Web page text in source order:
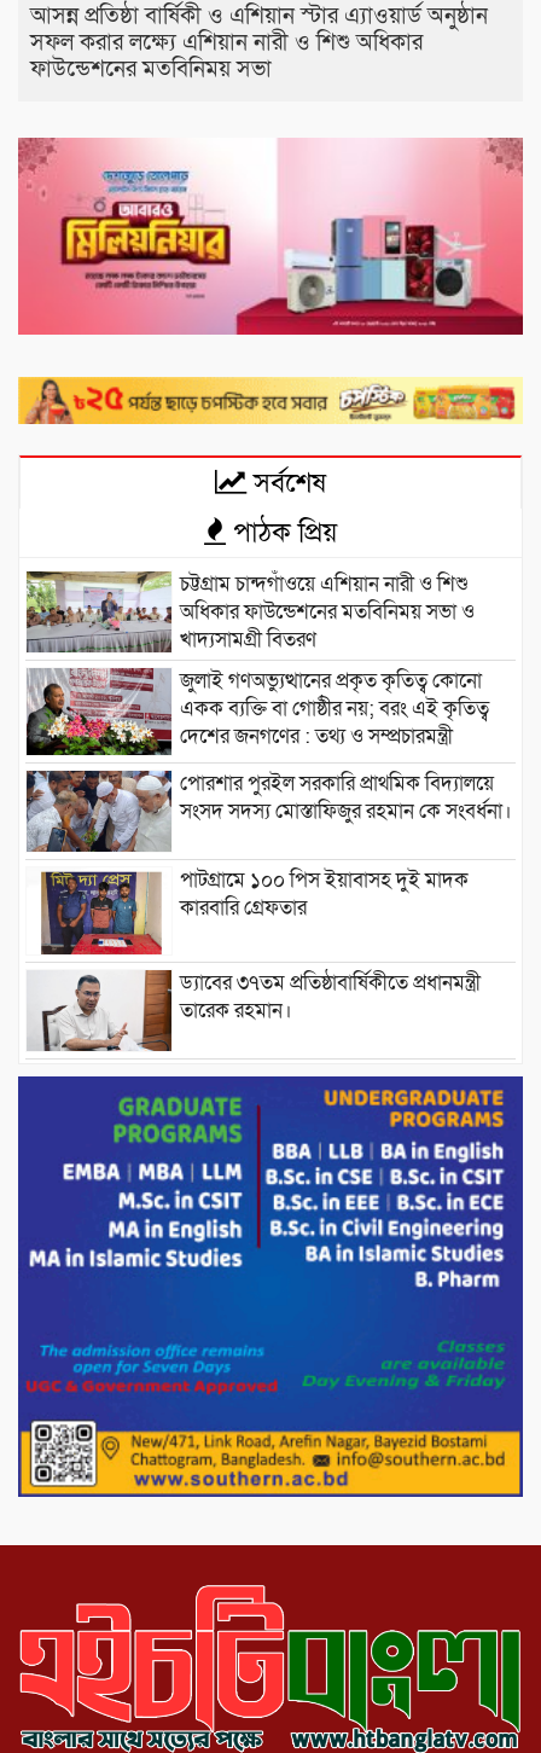
আসন্ন প্রতিষ্ঠা বার্ষিকী ও এশিয়ান স্টার এ‍্যাওয়ার্ড অনুষ্ঠান
সফল করার লক্ষ্যে এশিয়ান নারী ও শিশু অধিকার
ফাউন্ডেশনের মতবিনিময় সভা
সর্বশেষ
পাঠক প্রিয়
চট্টগ্রাম চান্দগাঁওয়ে এশিয়ান নারী ও শিশু
অধিকার ফাউন্ডেশনের মতবিনিময় সভা ও
খাদ্যসামগ্রী বিতরণ
জুলাই গণঅভ্যুত্থানের প্রকৃত কৃতিত্ব কোনো
একক ব্যক্তি বা গোষ্ঠীর নয়; বরং এই কৃতিত্ব
দেশের জনগণের : তথ্য ও সম্প্রচারমন্ত্রী
পোরশার পুরইল সরকারি প্রাথমিক বিদ্যালয়ে
সংসদ সদস্য মোস্তাফিজুর রহমান কে সংবর্ধনা।
পাটগ্রামে ১০০ পিস ইয়াবাসহ দুই মাদক
কারবারি গ্রেফতার
ড্যাবের ৩৭তম প্রতিষ্ঠাবার্ষিকীতে প্রধানমন্ত্রী
তারেক রহমান।
চন্দনাইশের হাশিমপুর ৪ নং ওয়ার্ডে ৫’শতাধিক
হতদরিদ্র পরিবারের মাঝে খাদ্যসামগ্রী বিতরণ
করেন মনজুর মোরশেদ
পরিবেশ রক্ষায় পাটগ্রামে ইহসান ইয়ুথ
সার্কেলের বৃক্ষরোপণ
মিরপুর-১১ নম্বরে দুর্বৃত্তদের গুলিতে বিএনপি
পাটগ্রামে চিকিৎসা সেবায় বীর মুক্তিযোদ্ধা দবির
উদ্দিন ফাউন্ডেশন
পাটগ্রামের দহগ্রাম ইউনিয়নের প্রধান সড়ক
ভেঙ্গে যোগাযোগ বিছিন্ন